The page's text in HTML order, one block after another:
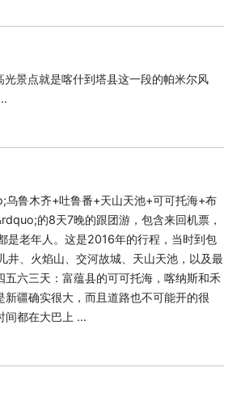
景点就是喀什到塔县这一段的帕米尔风
鲁木齐+吐鲁番+天山天池+可可托海+布
的8天7晚的跟团游，包含来回机票，
老年人。这是2016年的行程，当时到包
井、火焰山、交河故城、天山天池，以及最
六三天：富蕴县的可可托海，喀纳斯和禾
疆确实很大，而且道路也不可能开的很
间都在大巴上 …